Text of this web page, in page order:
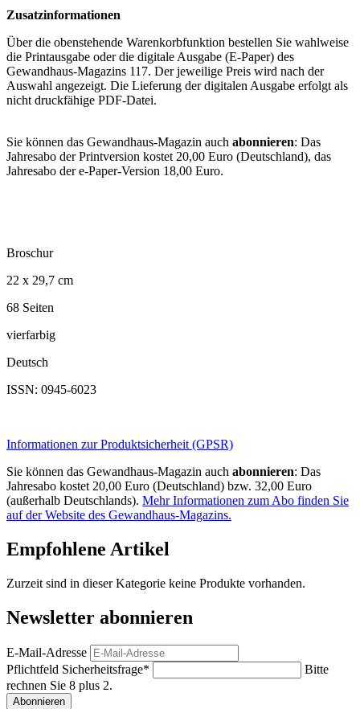
Zusatzinformationen
Über die obenstehende Warenkorbfunktion bestellen Sie wahlweise
die Printausgabe oder die digitale Ausgabe (E-Paper) des
Gewandhaus-Magazins 117. Der jeweilige Preis wird nach der
Auswahl angezeigt. Die Lieferung der digitalen Ausgabe erfolgt als
nicht druckfähige PDF-Datei.
Sie können das Gewandhaus-Magazin auch abonnieren: Das
Jahresabo der Printversion kostet 20,00 Euro (Deutschland), das
Jahresabo der e-Paper-Version 18,00 Euro.
Broschur
22 x 29,7 cm
68 Seiten
vierfarbig
Deutsch
ISSN: 0945-6023
Informationen zur Produktsicherheit (GPSR)
Sie können das Gewandhaus-Magazin auch abonnieren: Das
Jahresabo kostet 20,00 Euro (Deutschland) bzw. 32,00 Euro
(außerhalb Deutschlands). Mehr Informationen zum Abo finden Sie
auf der Website des Gewandhaus-Magazins.
Empfohlene Artikel
Zurzeit sind in dieser Kategorie keine Produkte vorhanden.
Newsletter abonnieren
E-Mail-Adresse
Pflichtfeld Sicherheitsfrage*
Bitte
rechnen Sie 8 plus 2.
Abonnieren